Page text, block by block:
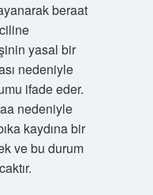
beraat
yasal bir
nedeniyle
ifade eder.
nedeniyle
kaydına bir
ve bu durum